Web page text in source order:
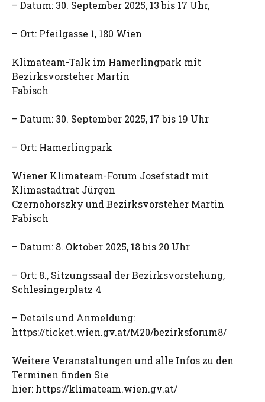
– Datum: 30. September 2025, 13 bis 17 Uhr,
– Ort: Pfeilgasse 1, 180 Wien
Klimateam-Talk im Hamerlingpark mit
Bezirksvorsteher Martin
Fabisch
– Datum: 30. September 2025, 17 bis 19 Uhr
– Ort: Hamerlingpark
Wiener Klimateam-Forum Josefstadt mit
Klimastadtrat Jürgen
Czernohorszky und Bezirksvorsteher Martin
Fabisch
– Datum: 8. Oktober 2025, 18 bis 20 Uhr
– Ort: 8., Sitzungssaal der Bezirksvorstehung,
Schlesingerplatz 4
– Details und Anmeldung:
https://ticket.wien.gv.at/M20/bezirksforum8/
Weitere Veranstaltungen und alle Infos zu den
Terminen finden Sie
hier: https://klimateam.wien.gv.at/